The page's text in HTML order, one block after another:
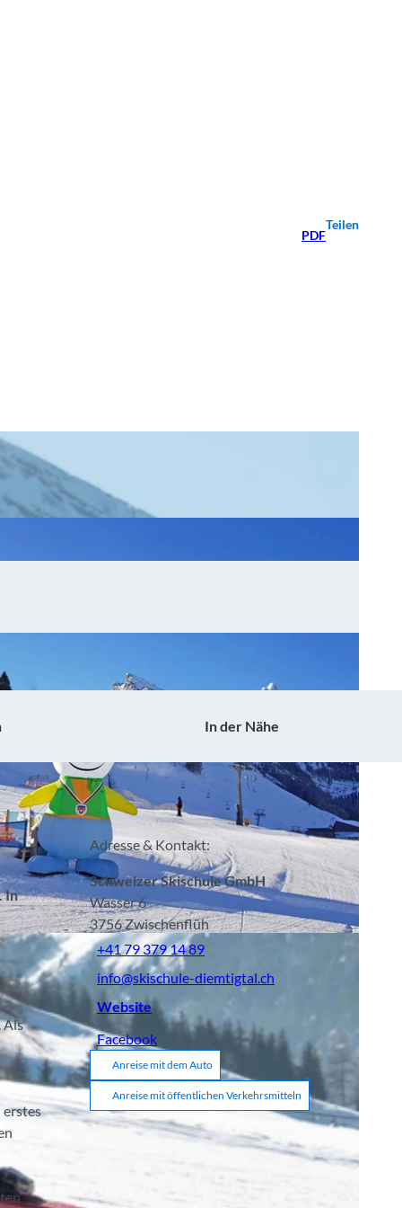
PDF
Teilen
In der Nähe
In
Als
erstes
Adresse & Kontakt:
Schweizer Skischule GmbH
Wasser 6
3756Zwischenflüh
+41 79 379 14 89
info@skischule-diemtigtal.ch
Website
Facebook
Anreise mit dem Auto
Anreise mit öffentlichen Verkehrsmitteln